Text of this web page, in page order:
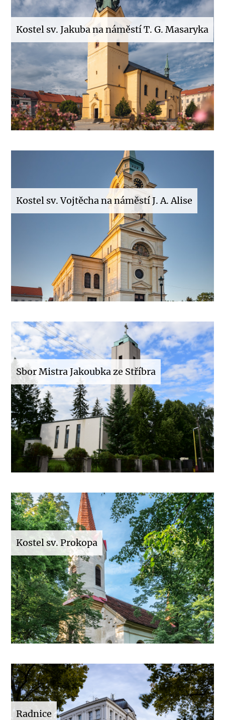
Kostel sv. Jakuba na náměstí T. G. Masaryka
Kostel sv. Vojtěcha na náměstí J. A. Alise
Sbor Mistra Jakoubka ze Stříbra
Kostel sv. Prokopa
Radnice